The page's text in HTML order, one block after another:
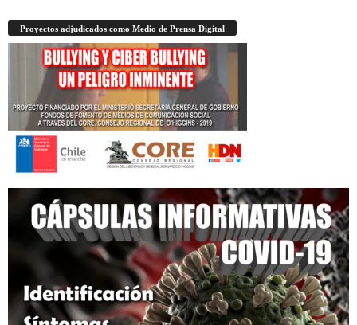
Proyectos adjudicados como Medio de Prensa Digital